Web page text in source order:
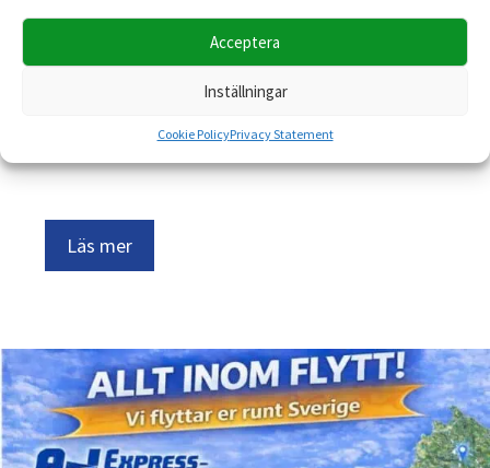
Acceptera
Inställningar
Cookie PolicyPrivacy Statement
Vi på A-J Express-Service kan hjälpa er att rensa
garaget inför sommarens säsong när grillen skall
fram, När man skall rensa garaget så är det viktigt
Läs mer